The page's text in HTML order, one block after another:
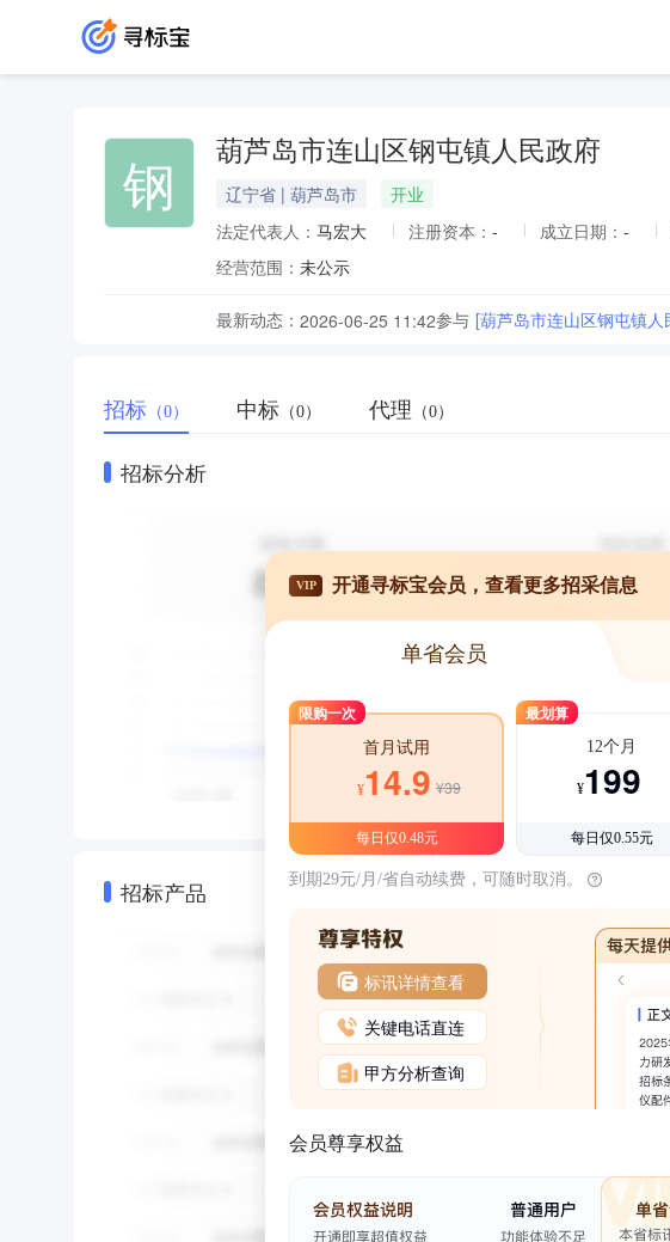
钢 葫芦岛市连山区钢屯镇人民政府
辽宁省 | 葫芦岛市
开业
法定代表人： 马宏大 注册资本： - 成立日期： -
经营范围： 未公示
最新动态： 2026-06-25 11:42参与 [葫芦岛市连山区钢屯镇
招标 （0） 中标 （0） 代理 （0）
招标分析
招标产品
VIP 开通寻标宝会员，查看更多招采信息
单省会员
限购一次
首月试用
¥14.9 ¥39
每日仅0.48元
最划算
12个月
¥199
每日仅0.55元
到期29元/月/省自动续费，可随时取消。
标讯详情查看
关键电话直连
甲方分析查询
会员尊享权益